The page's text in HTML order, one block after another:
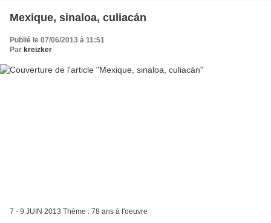
Mexique, sinaloa, culiacán
Publié le 07/06/2013 à 11:51
Par kreizker
7 - 9 JUIN 2013 Thème : 78 ans à l'oeuvre